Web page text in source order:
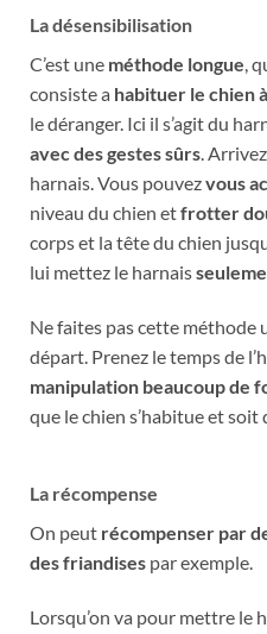
La désensibilisation
C’est une méthode longue,
consiste a habituer le chien
le déranger. Ici il s’agit du
avec des gestes sûrs.
harnais. Vous pouvezvous
niveau du chien etfrotter
corps et la tête du chien
lui mettez le harnais
Ne faites pas cette méthode
départ. Prenez le temps de
manipulation beaucoup de
que le chien s’habitue et soit
La récompense
On peut récompenser par
des friandisespar exemple.
Lorsqu’on va pour mettre le